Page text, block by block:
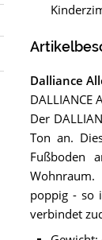
Dalliance
DALLIANCE
Der
Ton an.
Fußboden
poppig - so
verbindet